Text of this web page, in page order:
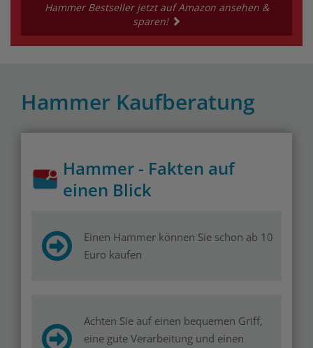
Hammer Bestseller jetzt auf Amazon ansehen &
sparen!
Hammer Kaufberatung
Hammer - Fakten auf
einen Blick
Einen Hammer können Sie schon ab 10
Euro kaufen
Achten Sie auf einen bequemen Griff,
eine gute Verarbeitung und einen